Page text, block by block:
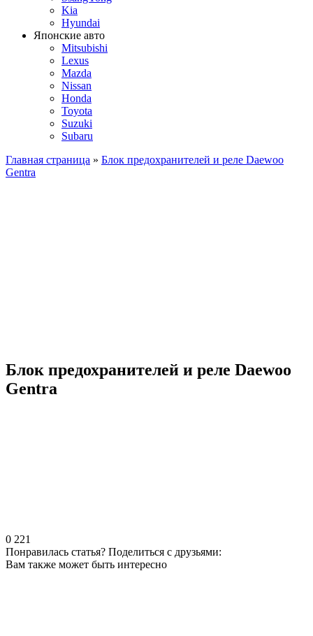
Kia
Hyundai
Японские авто
Mitsubishi
Lexus
Mazda
Nissan
Honda
Toyota
Suzuki
Subaru
Главная страница » Блок предохранителей и реле Daewoo
Gentra
Блок предохранителей и реле Daewoo
Gentra
0 221
Понравилась статья? Поделиться с друзьями:
Вам также может быть интересно